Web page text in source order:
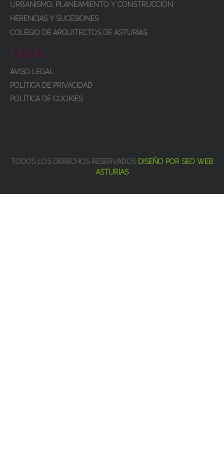
URBANISMO, PLANEAMIENTO Y CONSTRUCCIÓN
HERENCIAS Y SUCESIONES
COLEGIO DE ARQUITECTOS DE ASTURIAS
LEGAL
AVISO LEGAL
POLÍTICA DE PRIVACIDAD
POLÍTICA DE COOKIES
TODOS LOS DERECHOS RESERVADOS DISEÑO POR SEO WEB
ASTURIAS